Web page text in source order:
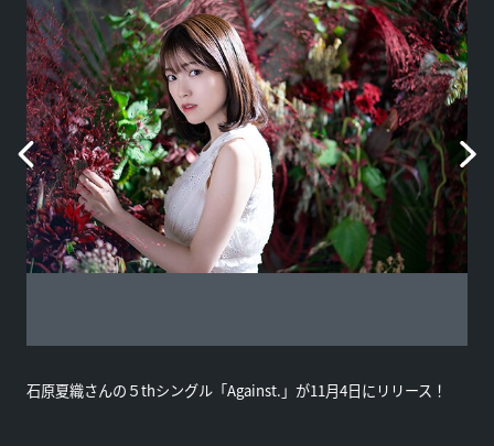
石原夏織さんの５thシングル「Against.」が11月4日にリリース！